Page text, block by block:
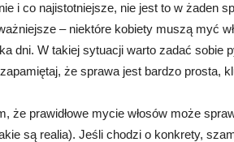
i co najistotniejsze, nie jest to w żaden
– niektóre kobiety muszą myć
dni. W takiej sytuacji warto zadać sobie
że sprawa jest bardzo prosta,
że prawidłowe mycie włosów może
są realia). Jeśli chodzi o konkrety,